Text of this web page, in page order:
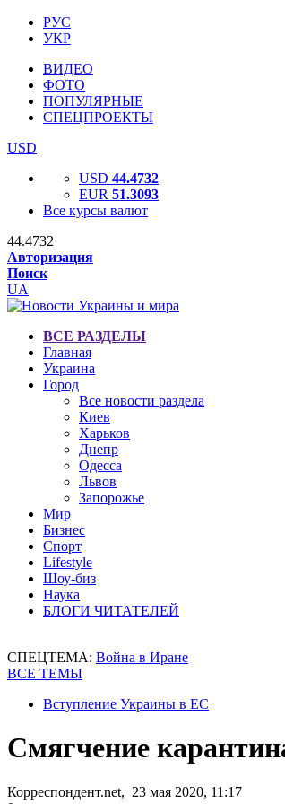
РУС
УКР
ВИДЕО
ФОТО
ПОПУЛЯРНЫЕ
СПЕЦПРОЕКТЫ
USD
USD 44.4732
EUR 51.3093
Все курсы валют
44.4732
Авторизация
Поиск
UA
ВСЕ РАЗДЕЛЫ
Главная
Украина
Город
Все новости раздела
Киев
Харьков
Днепр
Одесса
Львов
Запорожье
Мир
Бизнес
Спорт
Lifestyle
Шоу-биз
Наука
БЛОГИ ЧИТАТЕЛЕЙ
СПЕЦТЕМА: Война в Иране
ВСЕ ТЕМЫ
Вступление Украины в ЕС
Смягчение
Корреспондент.net, 23 мая 2020, 11:17